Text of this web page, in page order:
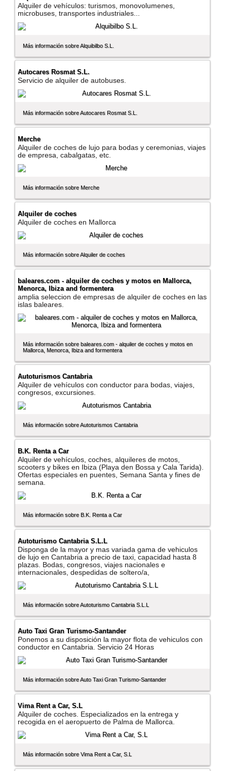
Alquiler de vehí­culos: turismos, monovolumenes,
microbuses, transportes industriales...
Más información sobre Alquibilbo S.L.
Autocares Rosmat S.L.
Servicio de alquiler de autobuses.
Más información sobre Autocares Rosmat S.L.
Merche
Alquiler de coches de lujo para bodas y ceremonias, viajes
de empresa, cabalgatas, etc.
Más información sobre Merche
Alquiler de coches
Alquiler de coches en Mallorca
Más información sobre Alquiler de coches
baleares.com - alquiler de coches y motos en Mallorca,
Menorca, Ibiza and formentera
amplia seleccion de empresas de alquiler de coches en las
islas baleares.
Más información sobre baleares.com - alquiler de coches y motos en
Mallorca, Menorca, Ibiza and formentera
Autoturismos Cantabria
Alquiler de vehí­culos con conductor para bodas, viajes,
congresos, excursiones.
Más información sobre Autoturismos Cantabria
B.K. Renta a Car
Alquiler de vehí­culos, coches, alquileres de motos,
scooters y bikes en Ibiza (Playa den Bossa y Cala Tarida).
Ofertas especiales en puentes, Semana Santa y fines de
semana.
Más información sobre B.K. Renta a Car
Autoturismo Cantabria S.L.L
Disponga de la mayor y mas variada gama de vehiculos
de lujo en Cantabria a precio de taxi, capacidad hasta 8
plazas. Bodas, congresos, viajes nacionales e
internacionales, despedidas de soltero/a,
Más información sobre Autoturismo Cantabria S.L.L
Auto Taxi Gran Turismo-Santander
Ponemos a su disposición la mayor flota de vehiculos con
conductor en Cantabria. Servicio 24 Horas
Más información sobre Auto Taxi Gran Turismo-Santander
Vima Rent a Car, S.L
Alquiler de coches. Especializados en la entrega y
recogida en el aeropuerto de Palma de Mallorca.
Más información sobre Vima Rent a Car, S.L